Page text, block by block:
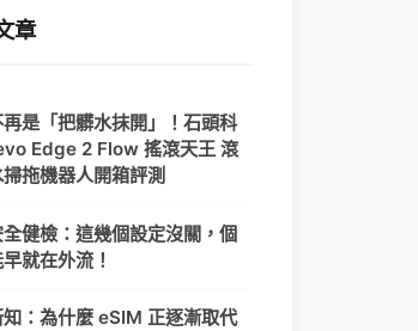
章
是「把髒水抹開」！石頭科
Edge 2 Flow 搖滾天王 滾
拖機器人開箱評測
健檢：這幾個設定沒關，個
就在外流！
：為什麼 eSIM 正逐漸取代